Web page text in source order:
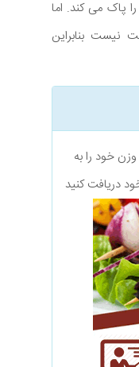
پاک می کند. اما
نیست بنابراین
وزن خود را به
دریافت کنید